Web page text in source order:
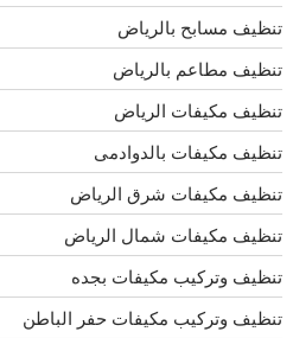
تنظيف مسابح بالرياض
تنظيف مطاعم بالرياض
تنظيف مكيفات الرياض
تنظيف مكيفات بالدوادمى
تنظيف مكيفات شرق الرياض
تنظيف مكيفات شمال الرياض
تنظيف وتركيب مكيفات بجده
تنظيف وتركيب مكيفات حفر الباطن